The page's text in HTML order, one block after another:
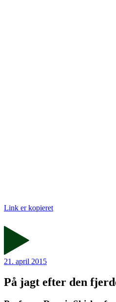
Link er kopieret
21. april 2015
På jagt efter den